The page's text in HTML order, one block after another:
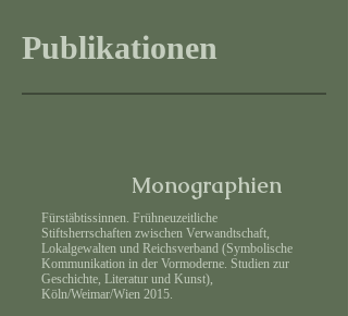
Publikationen
Monographien
Fürstäbtissinnen. Frühneuzeitliche
Stiftsherrschaften zwischen Verwandtschaft,
Lokalgewalten und Reichsverband (Symbolische
Kommunikation in der Vormoderne. Studien zur
Geschichte, Literatur und Kunst),
Köln/Weimar/Wien 2015.